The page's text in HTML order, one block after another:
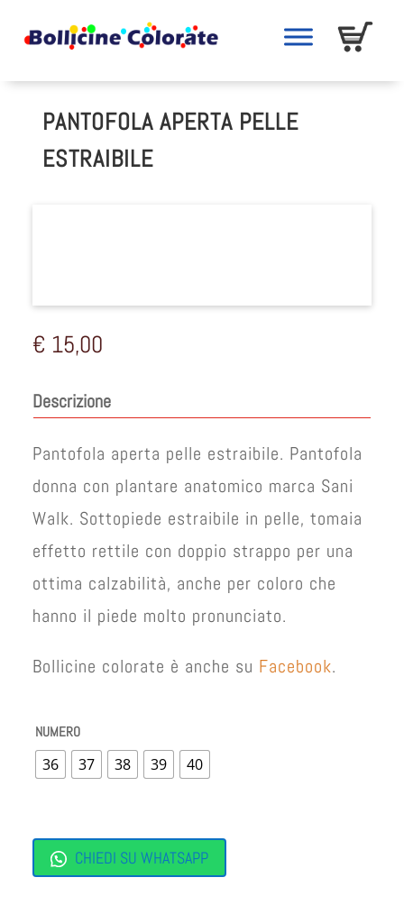
PANTOFOLA APERTA PELLE
ESTRAIBILE
€ 15,00
Descrizione
Pantofola aperta pelle estraibile. Pantofola
donna con plantare anatomico marca Sani
Walk. Sottopiede estraibile in pelle, tomaia
effetto rettile con doppio strappo per una
ottima calzabilità, anche per coloro che
hanno il piede molto pronunciato.
Bollicine colorate è anche su Facebook.
NUMERO
36 37 38 39 40
CHIEDI SU WHATSAPP